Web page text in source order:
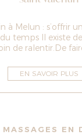
à Melun : s’offrir
temps Il existe
de ralentir.De
EN SAVOIR PLUS
MASSAGES EN